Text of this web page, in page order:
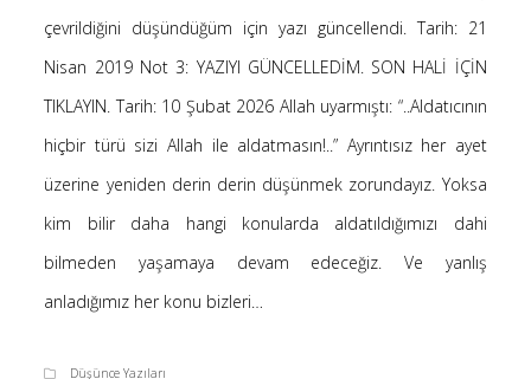
çevrildiğini düşündüğüm için yazı güncellendi. Tarih: 21
Nisan 2019 Not 3: YAZIYI GÜNCELLEDİM. SON HALİ İÇİN
TIKLAYIN. Tarih: 10 Şubat 2026 Allah uyarmıştı: “..Aldatıcının
hiçbir türü sizi Allah ile aldatmasın!..” Ayrıntısız her ayet
üzerine yeniden derin derin düşünmek zorundayız. Yoksa
kim bilir daha hangi konularda aldatıldığımızı dahi
bilmeden yaşamaya devam edeceğiz. Ve yanlış
anladığımız her konu bizleri…
Düşünce Yazıları